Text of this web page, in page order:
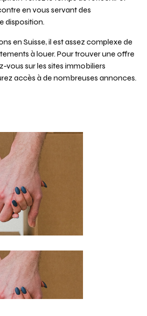
en vous servant des
disposition.
en Suisse, il est assez complexe de
à louer. Pour trouver une offre
vous sur les sites immobiliers
accès à de nombreuses annonces.